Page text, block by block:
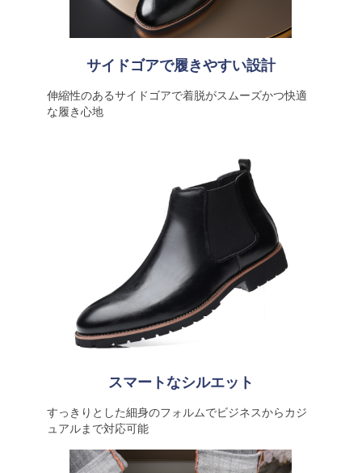
サイドゴアで履きやすい設計
伸縮性のあるサイドゴアで着脱がスムーズかつ快適
な履き心地
スマートなシルエット
すっきりとした細身のフォルムでビジネスからカジ
ュアルまで対応可能